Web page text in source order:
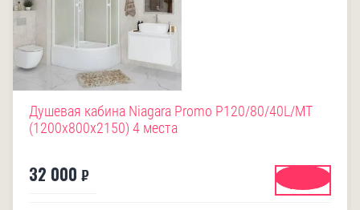
Душевая кабина Niagara Promo P120/80/40L/MT
(1200х800х2150) 4 места
32 000 ₽ Купить